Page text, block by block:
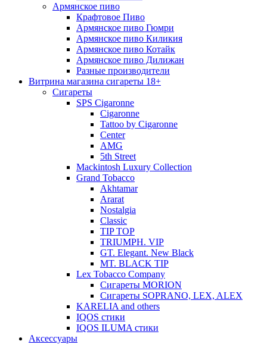
Армянское пиво
Крафтовое Пиво
Армянское пиво Гюмри
Армянское пиво Киликия
Армянское пиво Котайк
Армянское пиво Дилижан
Разные производители
Витрина магазина сигареты 18+
Cигареты
SPS Cigaronne
Сigaronne
Tattoo by Cigaronne
Center
AMG
5th Street
Mackintosh Luxury Collection
Grand Tobacco
Akhtamar
Ararat
Nostalgia
Classic
TIP TOP
TRIUMPH. VIP
GT. Elegant. New Black
MT. BLACK TIP
Lex Tobacco Company
Сигареты MORION
Сигареты SOPRANO, LEX, ALEX
KARELIA and others
IQOS стики
IQOS ILUMA стики
Аксессуары